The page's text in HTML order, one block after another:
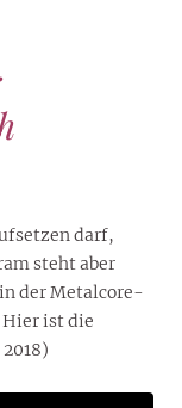
darf,
steht aber
der Metalcore-
Hier ist die